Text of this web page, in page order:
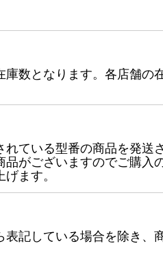
数となります。各店舗の
ている型番の商品を発送
がございますのでご購入
ます。
記している場合を除き、